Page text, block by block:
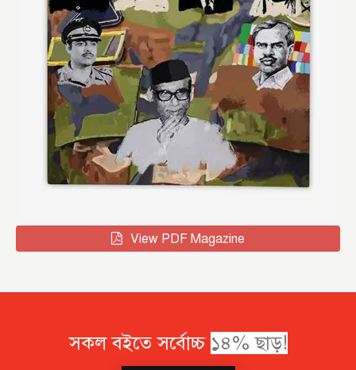
View PDF Magazine
সকল বইতে সর্বোচ্চ ১৪% ছড়!